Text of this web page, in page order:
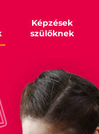
Képzések
szülőknek